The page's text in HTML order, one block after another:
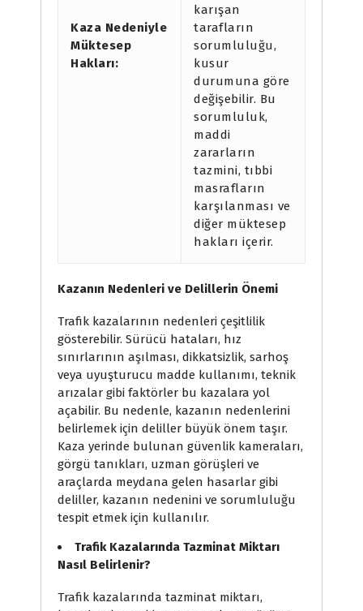
Kaza Nedeniyle
Müktesep
Hakları:
karışan
tarafların
sorumluluğu,
kusur
durumuna göre
değişebilir. Bu
sorumluluk,
maddi
zararların
tazmini, tıbbi
masrafların
karşılanması ve
diğer müktesep
hakları içerir.
Kazanın Nedenleri ve Delillerin Önemi
Trafik kazalarının nedenleri çeşitlilik
gösterebilir. Sürücü hataları, hız
sınırlarının aşılması, dikkatsizlik, sarhoş
veya uyuşturucu madde kullanımı, teknik
arızalar gibi faktörler bu kazalara yol
açabilir. Bu nedenle, kazanın nedenlerini
belirlemek için deliller büyük önem taşır.
Kaza yerinde bulunan güvenlik kameraları,
görgü tanıkları, uzman görüşleri ve
araçlarda meydana gelen hasarlar gibi
deliller, kazanın nedenini ve sorumluluğu
tespit etmek için kullanılır.
Trafik Kazalarında Tazminat Miktarı
Nasıl Belirlenir?
Trafik kazalarında tazminat miktarı,